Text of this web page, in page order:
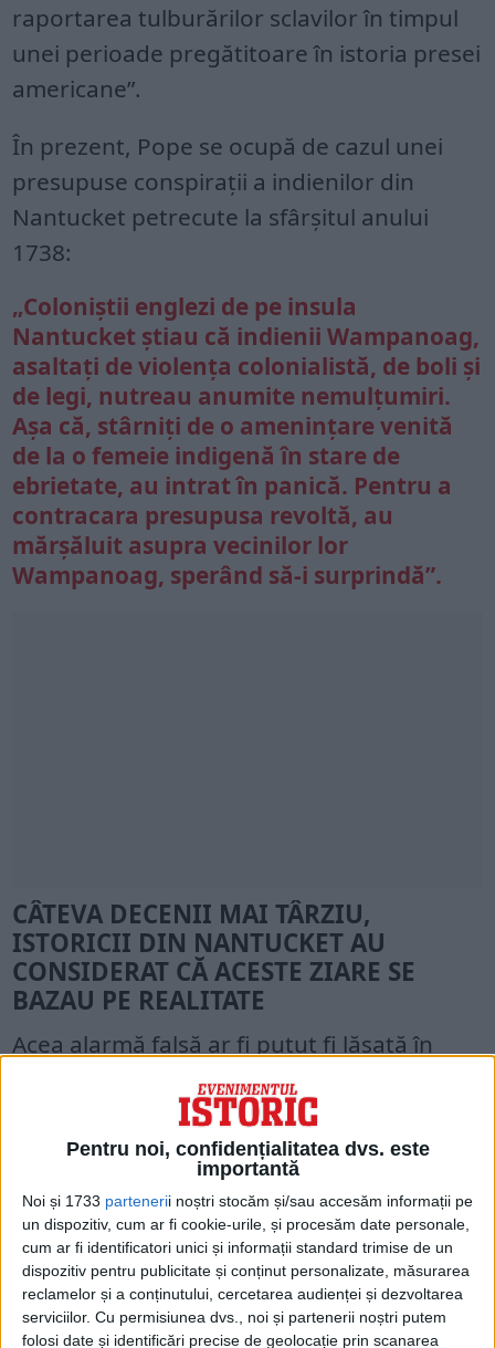
Pentru noi, confidențialitatea dvs. este
importantă
Noi și 1733 partenerii noștri stocăm și/sau accesăm informații pe
un dispozitiv, cum ar fi cookie-urile, și procesăm date personale,
cum ar fi identificatori unici și informații standard trimise de un
dispozitiv pentru publicitate și conținut personalizate, măsurarea
reclamelor și a conținutului, cercetarea audienței și dezvoltarea
serviciilor. Cu permisiunea dvs., noi și partenerii noștri putem
folosi date și identificări precise de geolocație prin scanarea
raportarea tulburărilor sclavilor în timpul
unei perioade pregătitoare în istoria presei
americane”.
În prezent, Pope se ocupă de cazul unei
presupuse conspirații a indienilor din
Nantucket petrecute la sfârșitul anului
1738:
„Coloniștii englezi de pe insula
Nantucket știau că indienii Wampanoag,
asaltați de violența colonialistă, de boli și
de legi, nutreau anumite nemulțumiri.
Așa că, stârniți de o amenințare venită
de la o femeie indigenă în stare de
ebrietate, au intrat în panică. Pentru a
contracara presupusa revoltă, au
mărșăluit asupra vecinilor lor
Wampanoag, sperând să-i surprindă”.
CÂTEVA DECENII MAI TÂRZIU,
ISTORICII DIN NANTUCKET AU
CONSIDERAT CĂ ACESTE ZIARE SE
BAZAU PE REALITATE
Acea alarmă falsă ar fi putut fi lăsată în
urmă, dar știrile au circulat. În mâinile
tipografului John Draper, proprietarul
Boston News-Letter, absența rebeliunii a
fost transformată într-o insurecție
dejucată în ultimul moment de „un indian
de treabă” care a trădat conspirația
coloniștilor. La fel ca alți tipografi din
Boston, Draper publicase deja povești